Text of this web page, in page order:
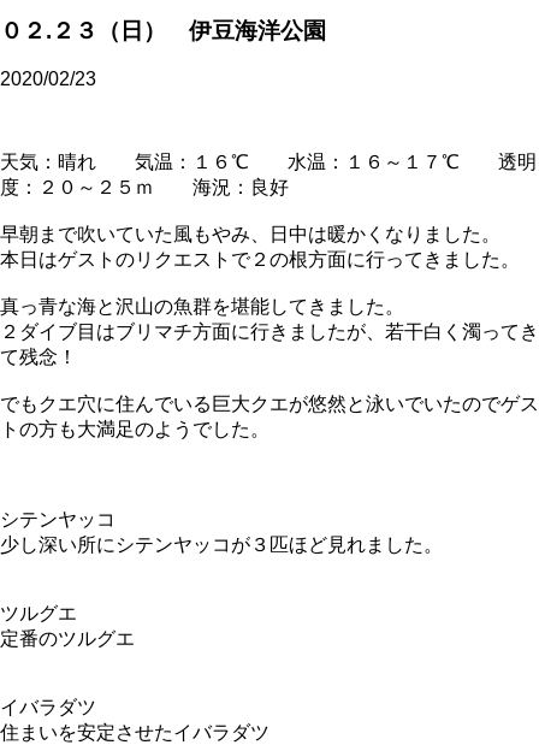
０２.２３（日） 伊豆海洋公園
2020/02/23
天気：晴れ 気温：１６℃ 水温：１６～１７℃ 透明
度：２０～２５ｍ 海況：良好
早朝まで吹いていた風もやみ、日中は暖かくなりました。
本日はゲストのリクエストで２の根方面に行ってきました。
真っ青な海と沢山の魚群を堪能してきました。
２ダイブ目はブリマチ方面に行きましたが、若干白く濁ってき
て残念！
でもクエ穴に住んでいる巨大クエが悠然と泳いでいたのでゲス
トの方も大満足のようでした。
シテンヤッコ
少し深い所にシテンヤッコが３匹ほど見れました。
ツルグエ
定番のツルグエ
イバラダツ
住まいを安定させたイバラダツ